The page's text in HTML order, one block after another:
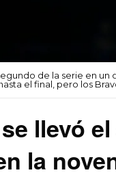
de la serie en
el final, pero los
llevó
la